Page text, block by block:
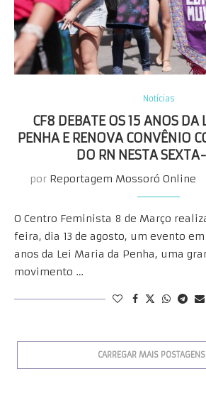
Notícias
CF8 DEBATE OS 15 ANOS
PENHA E RENOVA CONVÊNIO
DO RN NESTA
por Reportagem Mossoró Online
O Centro Feminista 8 de Março
feira, dia 13 de agosto, um evento
anos da Lei Maria da Penha, uma
movimento …
CARREGAR MAIS POSTAGENS